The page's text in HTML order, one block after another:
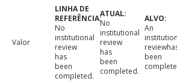
Valor
No
institutional
review
has
been
completed.
No
institutional
review
has
been
completed.
An
been